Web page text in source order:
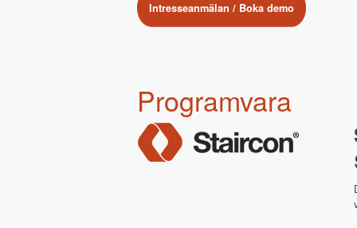
Intresseanmälan / Boka demo
Programvara